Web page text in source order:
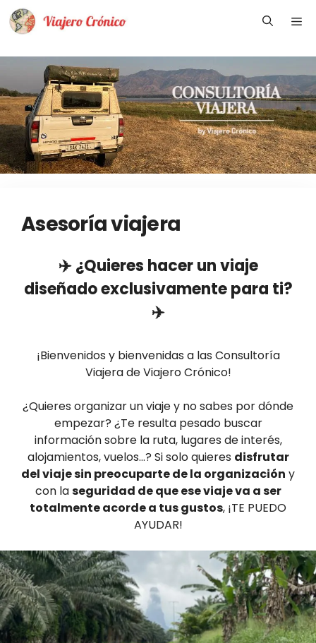
Saltar
Asesoría viajera
✈️ ¿Quieres hacer un viaje
diseñado exclusivamente para ti?
✈️
¡Bienvenidos y bienvenidas a las Consultoría
Viajera de Viajero Crónico!
¿Quieres organizar un viaje y no sabes por dónde
empezar? ¿Te resulta pesado buscar
información sobre la ruta, lugares de interés,
alojamientos, vuelos…? Si solo quieres disfrutar
del viaje sin preocuparte de la organización y
con laseguridad de que ese viaje va a ser
totalmente acorde a tus gustos, ¡TE PUEDO
AYUDAR!